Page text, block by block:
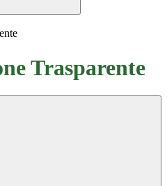
Trasparente